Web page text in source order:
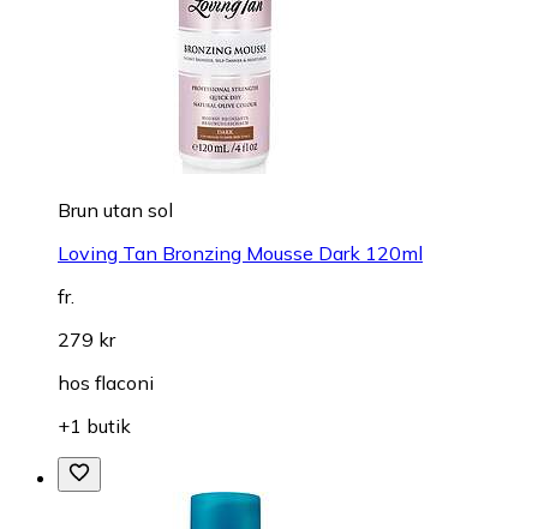
Brun utan sol
Loving Tan Bronzing Mousse Dark 120ml
fr.
279 kr
hos flaconi
+1 butik